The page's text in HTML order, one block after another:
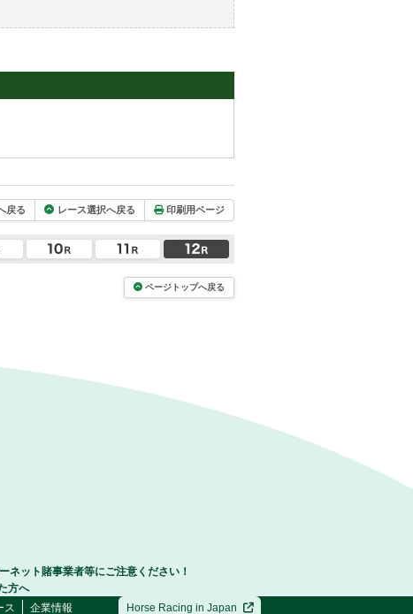
戻る レース選択へ戻る 印刷用ページ
ページトップへ戻る
ネット賭事業者等にご注意ください！
方へ
ス 企業情報 Horse Racing in Japan